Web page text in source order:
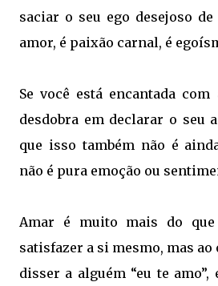
saciar o seu ego desejoso
amor, é paixão carnal, é
Se você está encantada
desdobra em declarar o seu
que isso também não é
não é pura emoção ou
Amar é muito mais do
satisfazer a si mesmo, mas ao
disser a alguém “eu te amo”,